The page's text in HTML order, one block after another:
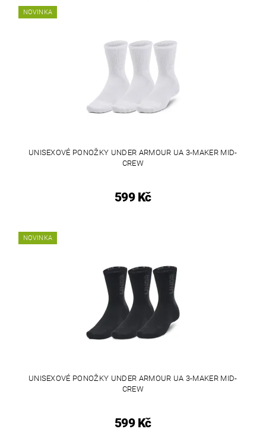
NOVINKA
UNISEXOVÉ PONOŽKY UNDER ARMOUR UA 3-MAKER MID-
CREW
599 Kč
NOVINKA
UNISEXOVÉ PONOŽKY UNDER ARMOUR UA 3-MAKER MID-
CREW
599 Kč